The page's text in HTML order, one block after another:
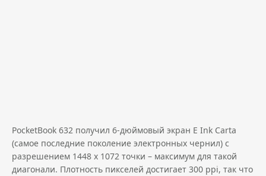
PocketBook 632 получил 6-дюймовый экран E Ink Carta
(самое последние поколение электронных чернил) с
разрешением 1448 х 1072 точки – максимум для такой
диагонали. Плотность пикселей достигает 300 ppi, так что